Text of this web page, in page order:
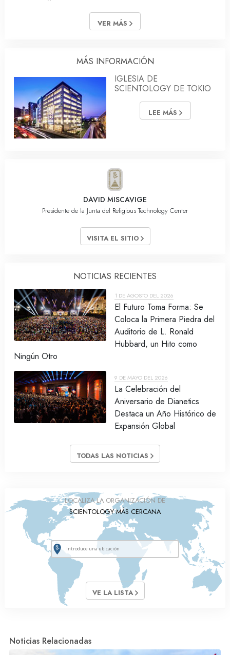
VER MÁS
MÁS INFORMACIÓN
IGLESIA DE
SCIENTOLOGY DE TOKIO
LEE MÁS
DAVID MISCAVIGE
Presidente de la Junta del Religious Technology Center
VISITA EL SITIO
NOTICIAS RECIENTES
1 DE AGOSTO DEL 2026
El Futuro Toma Forma: Se
Coloca la Primera Piedra del
Auditorio de L. Ronald
Hubbard, un Hito como
Ningún Otro
9 DE MAYO DEL 2026
La Celebración del
Aniversario de Dianetics
Destaca un Año Histórico de
Expansión Global
TODAS LAS NOTICIAS
LOCALIZA LA ORGANIZACIÓN DE
SCIENTOLOGY MÁS CERCANA
VE LA LISTA
Noticias Relacionadas